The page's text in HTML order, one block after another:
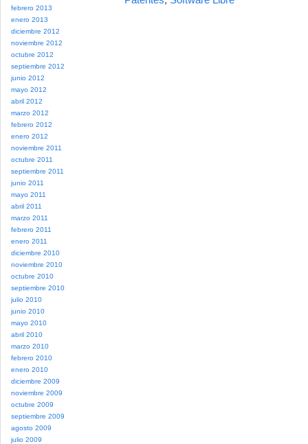
febrero 2013
enero 2013
diciembre 2012
noviembre 2012
octubre 2012
septiembre 2012
junio 2012
mayo 2012
abril 2012
marzo 2012
febrero 2012
enero 2012
noviembre 2011
octubre 2011
septiembre 2011
junio 2011
mayo 2011
abril 2011
marzo 2011
febrero 2011
enero 2011
diciembre 2010
noviembre 2010
octubre 2010
septiembre 2010
julio 2010
junio 2010
mayo 2010
abril 2010
marzo 2010
febrero 2010
enero 2010
diciembre 2009
noviembre 2009
octubre 2009
septiembre 2009
agosto 2009
julio 2009